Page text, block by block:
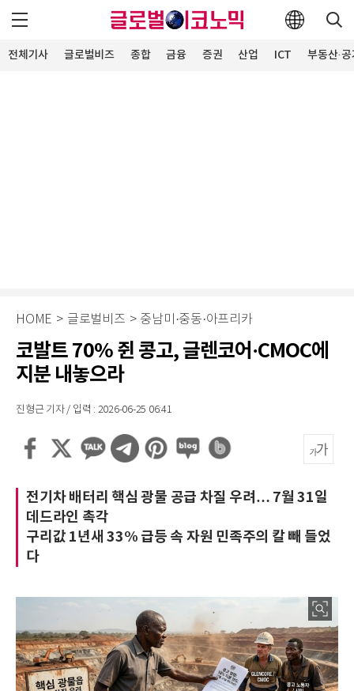
전체기사 글로벌비즈 종합 금융 증권 산업 ICT 부동산·
HOME > 글로벌비즈 > 중남미·중동·아프리카
코발트 70% 쥔 콩고, 글렌코어·CMOC에
지분 내놓으라
진형근 기자 / 입력 : 2026-06-25 06:41
전기차 배터리 핵심 광물 공급 차질 우려… 7월 31일
데드라인 촉각
구리값 1년새 33% 급등 속 자원 민족주의 칼 빼 들었
다